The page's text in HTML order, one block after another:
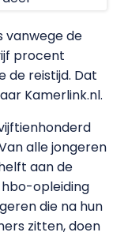
vanwege de
procent
de reistijd. Dat
Kamerlink.nl.
alle jongeren
aan de
opleiding
die na hun
zitten, doen